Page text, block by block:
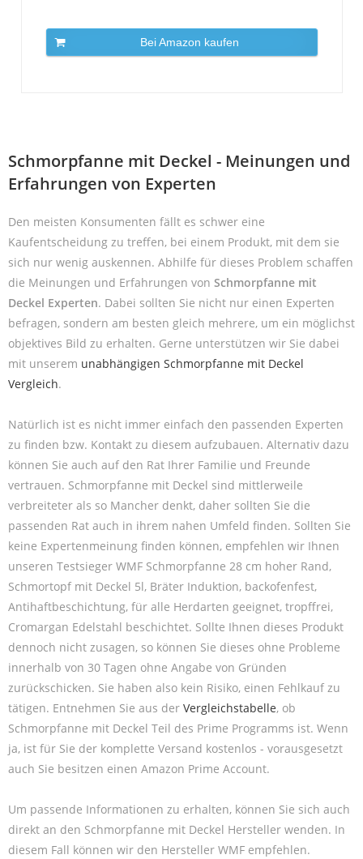
Bei Amazon kaufen
Schmorpfanne mit Deckel - Meinungen und
Erfahrungen von Experten
Den meisten Konsumenten fällt es schwer eine
Kaufentscheidung zu treffen, bei einem Produkt, mit dem sie
sich nur wenig auskennen. Abhilfe für dieses Problem schaffen
die Meinungen und Erfahrungen von Schmorpfanne mit
Deckel Experten. Dabei sollten Sie nicht nur einen Experten
befragen, sondern am besten gleich mehrere, um ein möglichst
objektives Bild zu erhalten. Gerne unterstützen wir Sie dabei
mit unserem unabhängigen Schmorpfanne mit Deckel
Vergleich.
Natürlich ist es nicht immer einfach den passenden Experten
zu finden bzw. Kontakt zu diesem aufzubauen. Alternativ dazu
können Sie auch auf den Rat Ihrer Familie und Freunde
vertrauen. Schmorpfanne mit Deckel sind mittlerweile
verbreiteter als so Mancher denkt, daher sollten Sie die
passenden Rat auch in ihrem nahen Umfeld finden. Sollten Sie
keine Expertenmeinung finden können, empfehlen wir Ihnen
unseren Testsieger WMF Schmorpfanne 28 cm hoher Rand,
Schmortopf mit Deckel 5l, Bräter Induktion, backofenfest,
Antihaftbeschichtung, für alle Herdarten geeignet, tropffrei,
Cromargan Edelstahl beschichtet. Sollte Ihnen dieses Produkt
dennoch nicht zusagen, so können Sie dieses ohne Probleme
innerhalb von 30 Tagen ohne Angabe von Gründen
zurückschicken. Sie haben also kein Risiko, einen Fehlkauf zu
tätigen. Entnehmen Sie aus der Vergleichstabelle, ob
Schmorpfanne mit Deckel Teil des Prime Programms ist. Wenn
ja, ist für Sie der komplette Versand kostenlos - vorausgesetzt
auch Sie besitzen einen Amazon Prime Account.
Um passende Informationen zu erhalten, können Sie sich auch
direkt an den Schmorpfanne mit Deckel Hersteller wenden. In
diesem Fall können wir den Hersteller WMF empfehlen.